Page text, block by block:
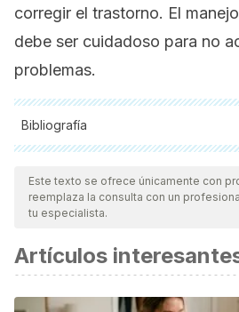
corregir el trastorno. El
debe ser cuidadoso para no
problemas.
Bibliografía
Todas las fuentes citadas fueron
nuestro equipo, para asegurar su
vigencia y validez.La bibliografía
científica.
Urdampilleta, Aritz, and Saioa
deshidratación a la
Este texto se ofrece únicamente con
reemplaza la consulta con un
tu especialista.
Artículos